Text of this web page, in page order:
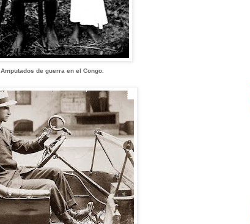
Amputados de guerra en el Congo.